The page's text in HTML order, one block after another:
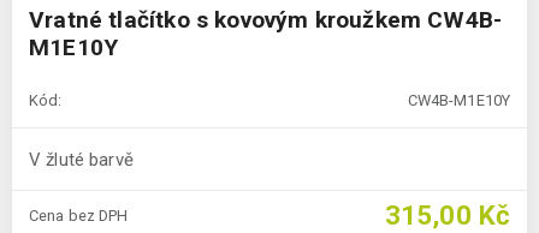
Vratné tlačítko s kovovým kroužkem CW4B-
M1E10Y
Kód: CW4B-M1E10Y
V žluté barvě
Cena bez DPH 315,00 Kč